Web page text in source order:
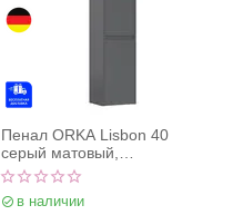
Пенал ORKA Lisbon 40
серый матовый,
универсальный
в наличии